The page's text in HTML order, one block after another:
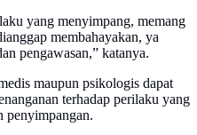
yang menyimpang, memang
membahayakan, ya
pengawasan,” katanya.
maupun psikologis dapat
terhadap perilaku yang
penyimpangan.